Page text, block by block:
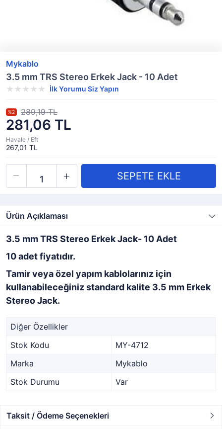
Mykablo
3.5 mm TRS Stereo Erkek Jack - 10 Adet
İlk Yorumu Siz Yapın
281,06 TL
%2 289,19 TL
Havale / Eft
267,01 TL
Ürün Açıklaması
3.5 mm TRS Stereo Erkek Jack- 10 Adet
10 adet fiyatıdır.
Tamir veya özel yapım kablolarınız için
kullanabileceğiniz standard kalite 3.5 mm Erkek
Stereo Jack.
Diğer Özellikler
Stok Kodu
MY-4712
Marka
Mykablo
Stok Durumu
Var
Taksit / Ödeme Seçenekleri